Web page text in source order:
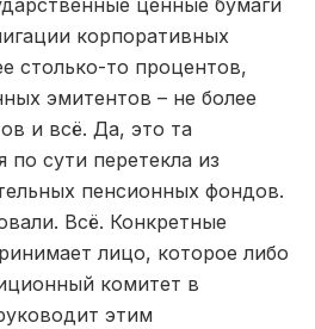
ценные бумаги
корпоративных
столько-то процентов,
эмитентов – не более
и всё. Да, это та
по сути перетекла из
пенсионных фондов.
Всё. Конкретные
лицо, которое либо
комитет в
этим